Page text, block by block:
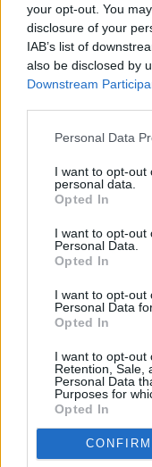
your opt-out. You
disclosure of your
IAB’s list of
also be disclosed by
Downstream
Personal Data
I want to opt-out
personal data.
Opted In
I want to opt-out
Personal Data.
Opted In
I want to opt-out
Personal Data
Opted In
I want to opt-out
Retention, Sale,
Personal Data
Purposes for
Opted In
CONFIRM
Ναυτιλία
Οι Έλληνες
feeder
παραγγελιών
Κοινωνία
Minerva Marine
για το Παιδί»:
της Καλύμνου